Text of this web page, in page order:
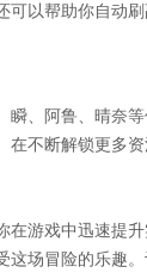
可以帮助你自动
瞬、阿鲁、晴奈
不断解锁更多
在游戏中迅速提
场冒险的乐趣